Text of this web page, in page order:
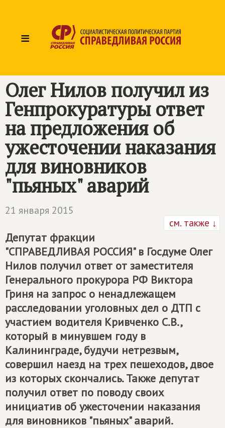
≡
Олег Нилов получил из
Генпрокуратуры ответ
на предложения об
ужесточении наказания
для виновников
"пьяных" аварий
21 января 2015
см. также ↓
Депутат фракции
"СПРАВЕДЛИВАЯ РОССИЯ" в Госдуме Олег
Нилов получил ответ от заместителя
Генерального прокурора РФ Виктора
Гриня на запрос о ненадлежащем
расследовании уголовных дел о ДТП с
участием водителя Кривченко С.В.,
который в минувшем году в
Калининграде, будучи нетрезвым,
совершил наезд на трех пешеходов, двое
из которых скончались. Также депутат
получил ответ по поводу своих
инициатив об ужесточении наказания
для виновников "пьяных" аварий.